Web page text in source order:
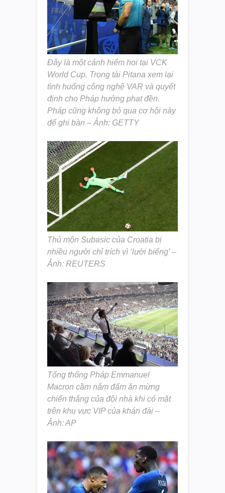
Đây là một cảnh hiếm hoi tại VCK
World Cup. Trọng tài Pitana xem lại
tình huống công nghệ VAR và quyết
định cho Pháp hưởng phạt đền.
Pháp cũng không bỏ qua cơ hội này
để ghi bàn – Ảnh: GETTY
Thủ môn Subasic của Croatia bị
nhiều người chỉ trích vì ‘lười biếng’ –
Ảnh: REUTERS
Tổng thống Pháp Emmanuel
Macron cầm nắm đấm ăn mừng
chiến thắng của đội nhà khi có mặt
trên khu vực VIP của khán đài –
Ảnh: AP